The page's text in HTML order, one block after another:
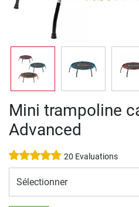
Mini trampoline
Advanced
20 Evaluations
Sélectionner